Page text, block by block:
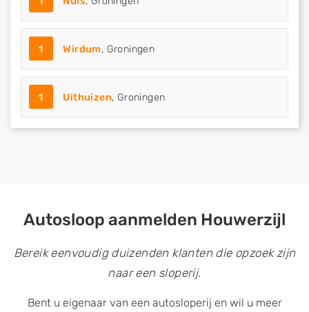
1 Wirdum, Groningen
1 Uithuizen, Groningen
Autosloop aanmelden Houwerzijl
Bereik eenvoudig duizenden klanten die opzoek zijn
naar een sloperij.
Bent u eigenaar van een autosloperij en wil u meer